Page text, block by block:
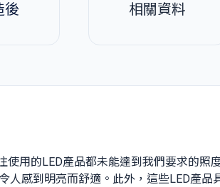
後 相關資料
用的LED產品都未能達到我們要求的照
人感到明亮而舒適。此外，這些LED產品